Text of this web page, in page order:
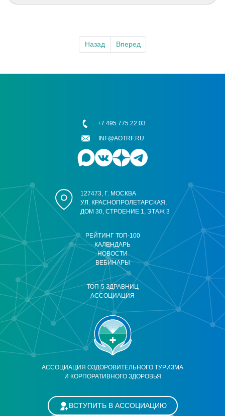
Назад Вперед
АССОЦИАЦИЯ ОЗДОРОВИТЕЛЬНОГО ТУРИЗМА
И КОРПОРАТИВНОГО ЗДОРОВЬЯ
РЕЙТИНГ ТОП-100
КАЛЕНДАРЬ
НОВОСТИ
ВЕБИНАРЫ
ТОП-5 ЗДРАВНИЦ
АССОЦИАЦИЯ
127473, Г. МОСКВА
УЛ. КРАСНОПРОЛЕТАРСКАЯ,
ДОМ 30, СТРОЕНИЕ 1, ЭТАЖ 3
+7 495 775 22 03
INF@AOTRF.RU
ВСТУПИТЬ В АССОЦИАЦИЮ